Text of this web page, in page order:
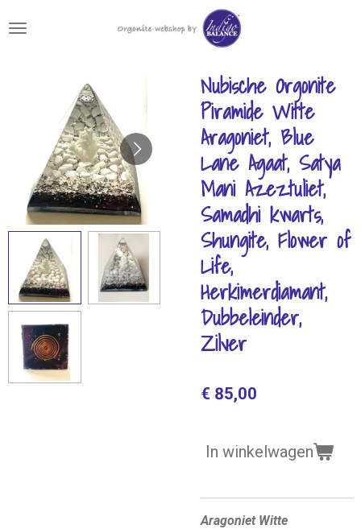
direct
hoofdinhoud
Nubische Orgonite
Piramide Witte
Aragoniet, Blue
Lane Agaat, Satya
Mani Azeztuliet,
Samadhi kwarts,
Shungite, Flower of
Life,
Herkimerdiamant,
Dubbeleinder,
Zilver
€ 85,00
In winkelwagen
Aragoniet Witte